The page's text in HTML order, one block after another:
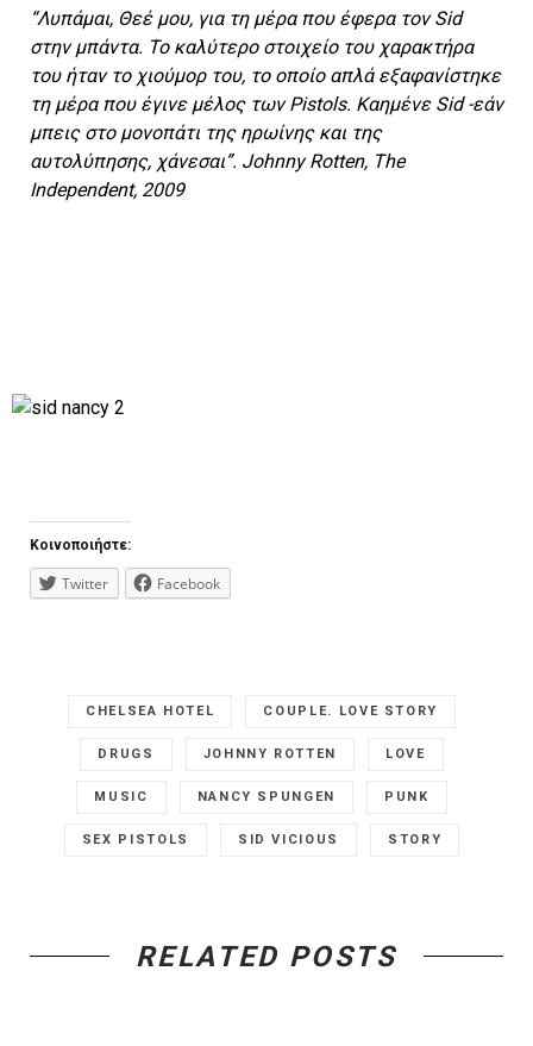
“Λυπάμαι, Θεέ μου, για τη μέρα που έφερα τον Sid
στην μπάντα. Το καλύτερο στοιχείο του χαρακτήρα
του ήταν το χιούμορ του, το οποίο απλά εξαφανίστηκε
τη μέρα που έγινε μέλος των Pistols. Kαημένε Sid -εάν
μπεις στο μονοπάτι της ηρωίνης και της
αυτολύπησης, χάνεσαι”. Johnny Rotten, The
Independent, 2009
Κοινοποιήστε:
Twitter Facebook
CHELSEA HOTEL COUPLE. LOVE STORY
DRUGS JOHNNY ROTTEN LOVE
MUSIC NANCY SPUNGEN PUNK
SEX PISTOLS SID VICIOUS STORY
RELATED POSTS